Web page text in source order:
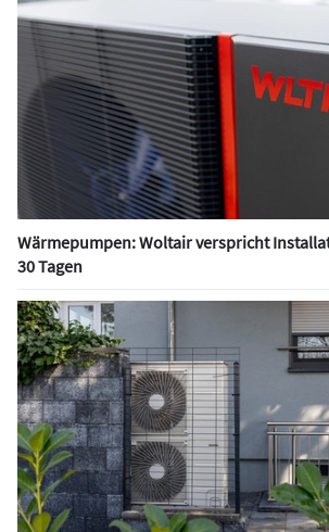
Wärmepumpen: Woltair verspricht
30 Tagen